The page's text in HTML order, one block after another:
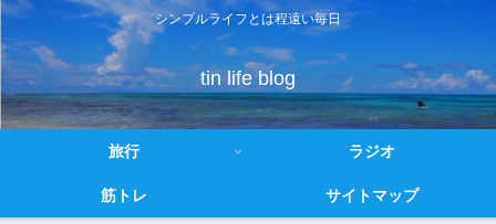
シンプルライフとは程遠い毎日
tin life blog
旅行 ラジオ
筋トレ サイトマップ